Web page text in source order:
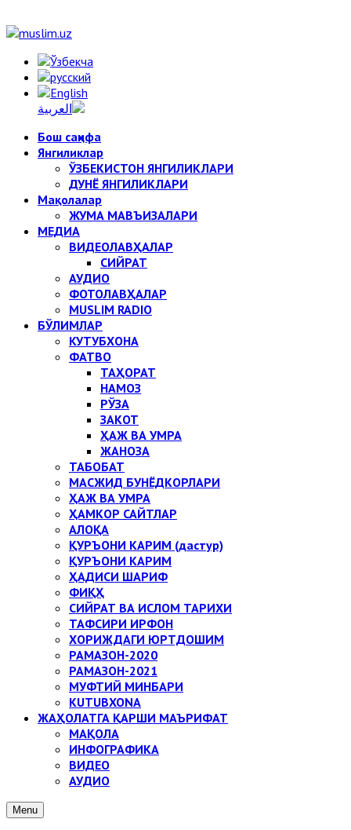
Бош саҳифа
Янгиликлар
ЎЗБЕКИСТОН ЯНГИЛИКЛАРИ
ДУНЁ ЯНГИЛИКЛАРИ
Мақолалар
ЖУМА МАВЪИЗАЛАРИ
МЕДИА
ВИДЕОЛАВҲАЛАР
СИЙРАТ
АУДИО
ФОТОЛАВҲАЛАР
MUSLIM RADIO
БЎЛИМЛАР
КУТУБХОНА
ФАТВО
ТАҲОРАТ
НАМОЗ
РЎЗА
ЗАКОТ
ҲАЖ ВА УМРА
ЖАНОЗА
ТАБОБАТ
МАСЖИД БУНЁДКОРЛАРИ
ҲАЖ ВА УМРА
ҲАМКОР САЙТЛАР
АЛОҚА
ҚУРЪОНИ КАРИМ (дастур)
ҚУРЪОНИ КАРИМ
ҲАДИСИ ШАРИФ
ФИҚҲ
СИЙРАТ ВА ИСЛОМ ТАРИХИ
ТАФСИРИ ИРФОН
ХОРИЖДАГИ ЮРТДОШИМ
РАМАЗОН-2020
РАМАЗОН-2021
МУФТИЙ МИНБАРИ
KUTUBXONA
ЖАҲОЛАТГА ҚАРШИ МАЪРИФАТ
МАҚОЛА
ИНФОГРАФИКА
ВИДЕО
АУДИО
Menu